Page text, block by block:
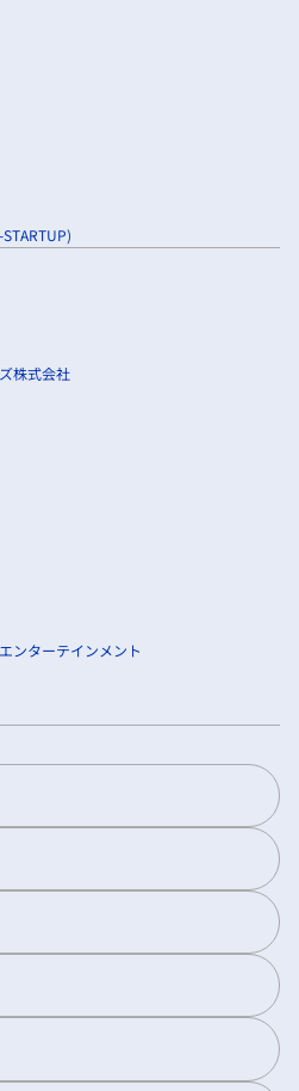
株式会社
ンターテインメント